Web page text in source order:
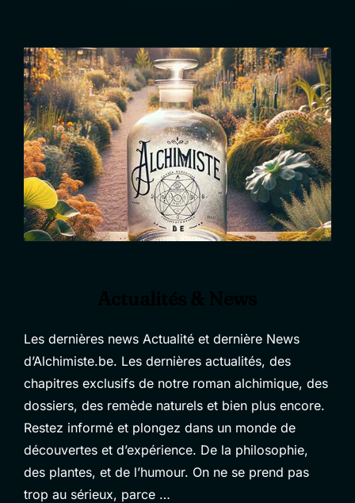
Les dernières news Actualité et dernière News
d’Alchimiste.be. Les dernières actualités, des
chapitres exclusifs de notre roman alchimique, des
dossiers, des remède naturels et bien plus encore.
Restez informé et plongez dans un monde de
découvertes et d’expérience. De la philosophie,
des plantes, et de l’humour. On ne se prend pas
trop au sérieux, parce …